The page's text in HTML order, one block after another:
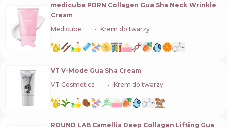
medicube PDRN Collagen Gua Sha Neck Wrinkle
Cream
Medicube
Krem do twarzy
VT V-Mode Gua Sha Cream
VT Cosmetics
Krem do twarzy
ROUND LAB Camellia Deep Collagen Lifting Gua